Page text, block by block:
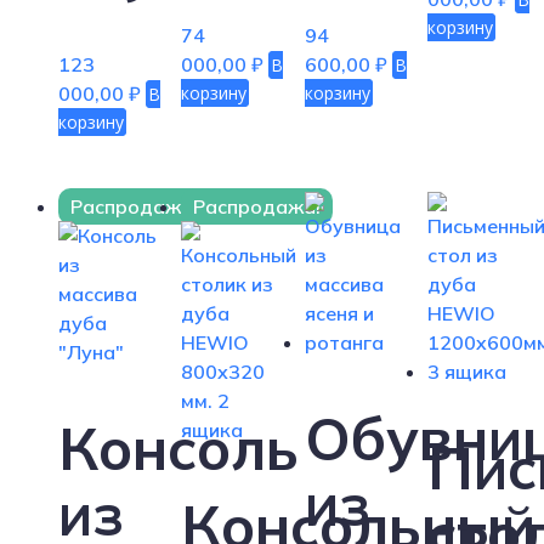
123
000,00 ₽ В
корзину
74
000,00₽ В
корзину
94
600,00 ₽ В
корзину
корзину
Распродажа!
Консоль
из
Распродажа!
Консольный
из